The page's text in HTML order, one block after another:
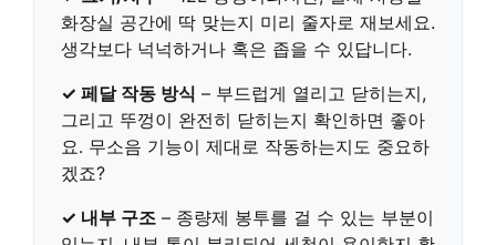
화장실 공간에 딱 맞는지 미리 줄자로 재보세요.
생각보다 넉넉하거나 혹은 좁을 수 있답니다.
✓ 페달 작동 방식 – 부드럽게 열리고 닫히는지,
그리고 뚜껑이 완전히 닫히는지 확인하면 좋아
요. 무소음 기능이 제대로 작동하는지도 중요하
겠죠?
✓ 내부 구조 – 종량제 봉투를 걸 수 있는 부분이